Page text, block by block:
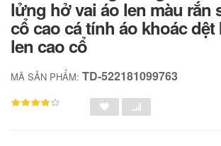
lửng hở vai áo len màu rắn
cổ cao cá tính áo khoác
len cao cổ
MÃ SẢN PHẨM: TD-522181099763